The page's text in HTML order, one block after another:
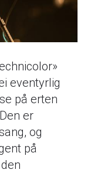
eventyrlig
på erten
er
og
på